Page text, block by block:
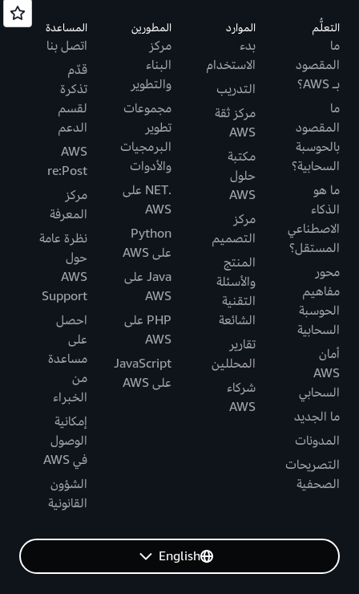
التعلُّم
ما
المقصود
بـ AWS؟
ما
المقصود
بالحوسبة
السحابية؟
ما هو
الذكاء
الاصطناعي
المستقل؟
محور
مفاهيم
الحوسبة
السحابية
أمان
AWS
السحابي
ما الجديد
المدونات
التصريحات
الصحفية
الموارد
بدء
الاستخدام
التدريب
مركز ثقة
AWS
مكتبة
حلول
AWS
مركز
التصميم
المنتج
والأسئلة
التقنية
الشائعة
تقارير
المحللين
شركاء
AWS
المطورين
مركز
البناء
والتطوير
مجموعات
تطوير
البرمجيات
والأدوات
.NET على
AWS
Python
على AWS
Java على
AWS
PHP على
AWS
JavaScript
على AWS
المساعدة
اتصل بنا
قدّم
تذكرة
لقسم
الدعم
AWS
re:Post
مركز
المعرفة
نظرة عامة
حول
AWS
Support
احصل
على
مساعدة
من
الخبراء
إمكانية
الوصول
في AWS
الشؤون
القانونية
English